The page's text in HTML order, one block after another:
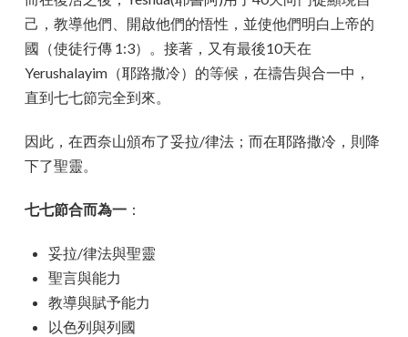
己，教導他們、開啟他們的悟性，並使他們明白上帝的
國（使徒行傳 1:3）。接著，又有最後10天在
Yerushalayim（耶路撒冷）的等候，在禱告與合一中，
直到七七節完全到來。
因此，在西奈山頒布了妥拉/律法；而在耶路撒冷，則降
下了聖靈。
七七節合而為一：
妥拉/律法與聖靈
聖言與能力
教導與賦予能力
以色列與列國